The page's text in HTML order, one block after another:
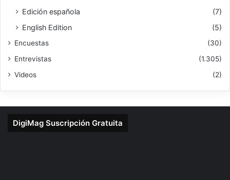
Edición española
(7)
English Edition
(5)
Encuestas
(30)
Entrevistas
(1.305)
Videos
(2)
DigiMag Suscripción Gratuita